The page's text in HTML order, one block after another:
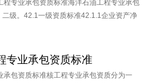
程专业承包资质标准海洋石油工程专业承包
二级。42.1一级资质标准42.1.1企业资产净
专业承包资质标准
承包资质标准核工程专业承包资质分为一